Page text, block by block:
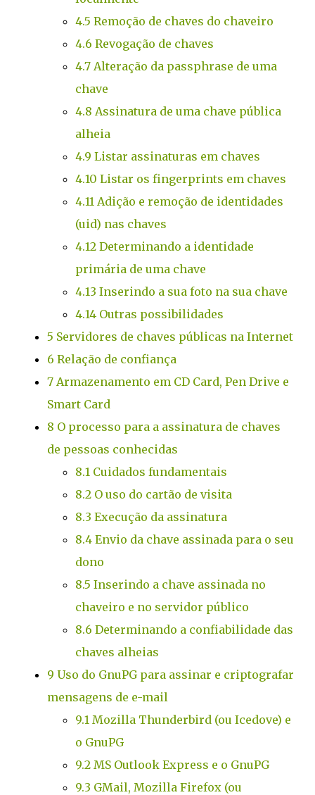
4.5 Remoção de chaves do chaveiro
4.6 Revogação de chaves
4.7 Alteração da passphrase de uma
chave
4.8 Assinatura de uma chave pública
alheia
4.9 Listar assinaturas em chaves
4.10 Listar os fingerprints em chaves
4.11 Adição e remoção de identidades
(uid) nas chaves
4.12 Determinando a identidade
primária de uma chave
4.13 Inserindo a sua foto na sua chave
4.14 Outras possibilidades
5 Servidores de chaves públicas na Internet
6 Relação de confiança
7 Armazenamento em CD Card, Pen Drive e
Smart Card
8 O processo para a assinatura de chaves
de pessoas conhecidas
8.1 Cuidados fundamentais
8.2 O uso do cartão de visita
8.3 Execução da assinatura
8.4 Envio da chave assinada para o seu
dono
8.5 Inserindo a chave assinada no
chaveiro e no servidor público
8.6 Determinando a confiabilidade das
chaves alheias
9 Uso do GnuPG para assinar e criptografar
mensagens de e-mail
9.1 Mozilla Thunderbird (ou Icedove) e
o GnuPG
9.2 MS Outlook Express e o GnuPG
9.3 GMail, Mozilla Firefox (ou